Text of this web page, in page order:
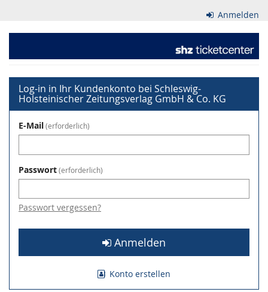
Inhalt
Anmelden
Holsteinischer
Zeitungsverlag
GmbH
&
Co.
KG
Log-in in Ihr Kundenkonto bei Schleswig-
Holsteinischer Zeitungsverlag GmbH & Co. KG
E-Mail erforderlich
Passwort erforderlich
Passwort vergessen?
Anmelden
Konto erstellen